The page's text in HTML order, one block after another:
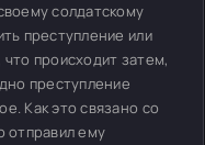
солдатскому
преступление или
происходит затем,
преступление
Как это связано со
отправил ему